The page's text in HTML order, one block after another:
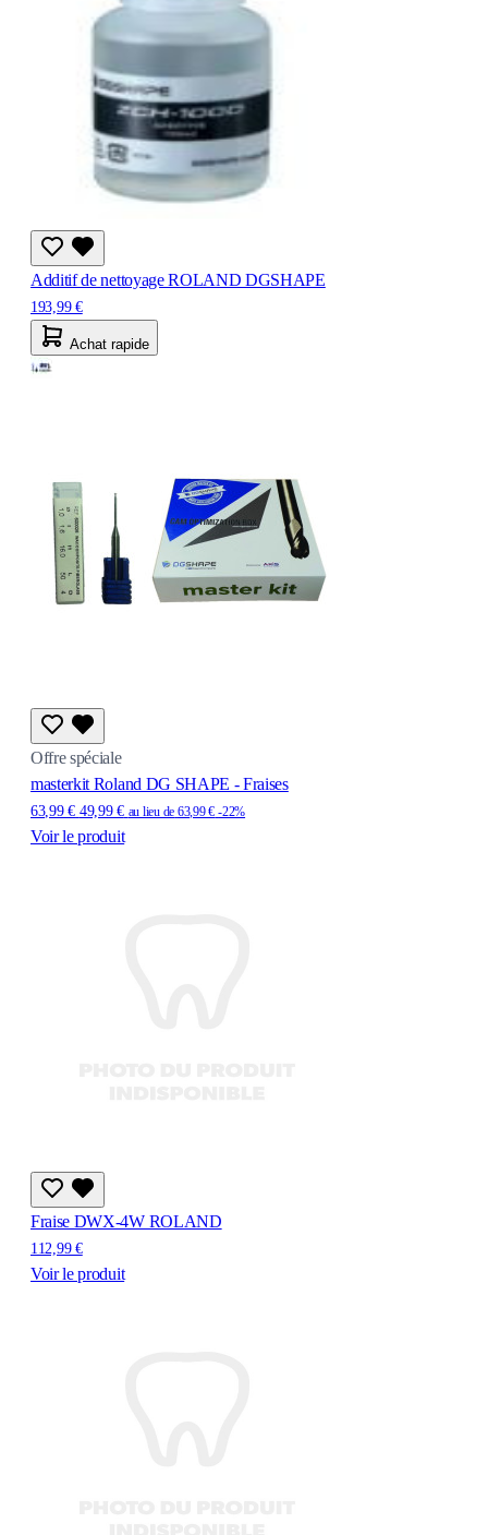
Additif de nettoyage ROLAND DGSHAPE
193,99 €
Achat rapide
Offre spéciale
masterkit Roland DG SHAPE - Fraises
63,99 € 49,99 € au lieu de 63,99 € -22%
Voir le produit
Fraise DWX-4W ROLAND
112,99 €
Voir le produit